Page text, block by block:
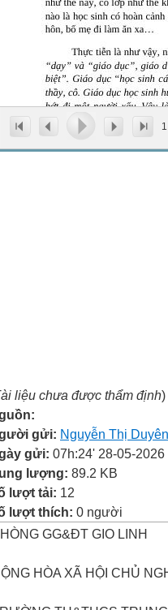
1
liệu chưa được thẩm định)
gửi: Nguyễn Thị Duyên
gửi: 07h:24' 28-05-2026
lượng: 89.2 KB
lượt tải: 12
lượt thích: 0 người
GG&ĐT GIO LINH
HÒA XÃ HỘI CHỦ